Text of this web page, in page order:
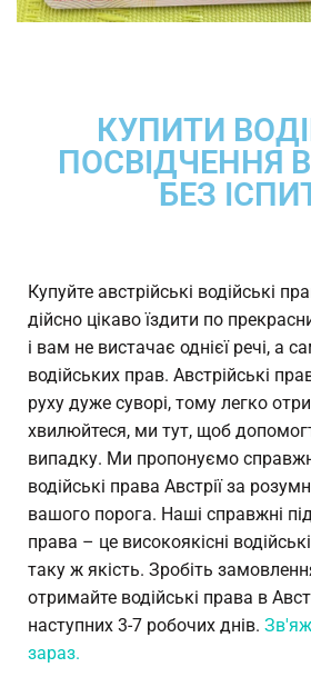
КУПИТИ
ПОСВІДЧЕННЯ В
БЕЗ
Купуйте австрійські водійські
дійсно цікаво їздити по
і вам не вистачає однієї речі, а
водійських прав. Австрійські
руху дуже суворі, тому легко
хвилюйтеся, ми тут, щоб
випадку. Ми пропонуємо
водійські права Австрії за
вашого порога. Наші справжні
права – це високоякісні
таку ж якість. Зробіть
отримайте водійські права в
наступних 3-7 робочих днів.
зараз.